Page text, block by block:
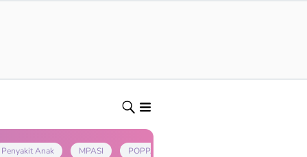
Penyakit Anak MPASI POPPAPA